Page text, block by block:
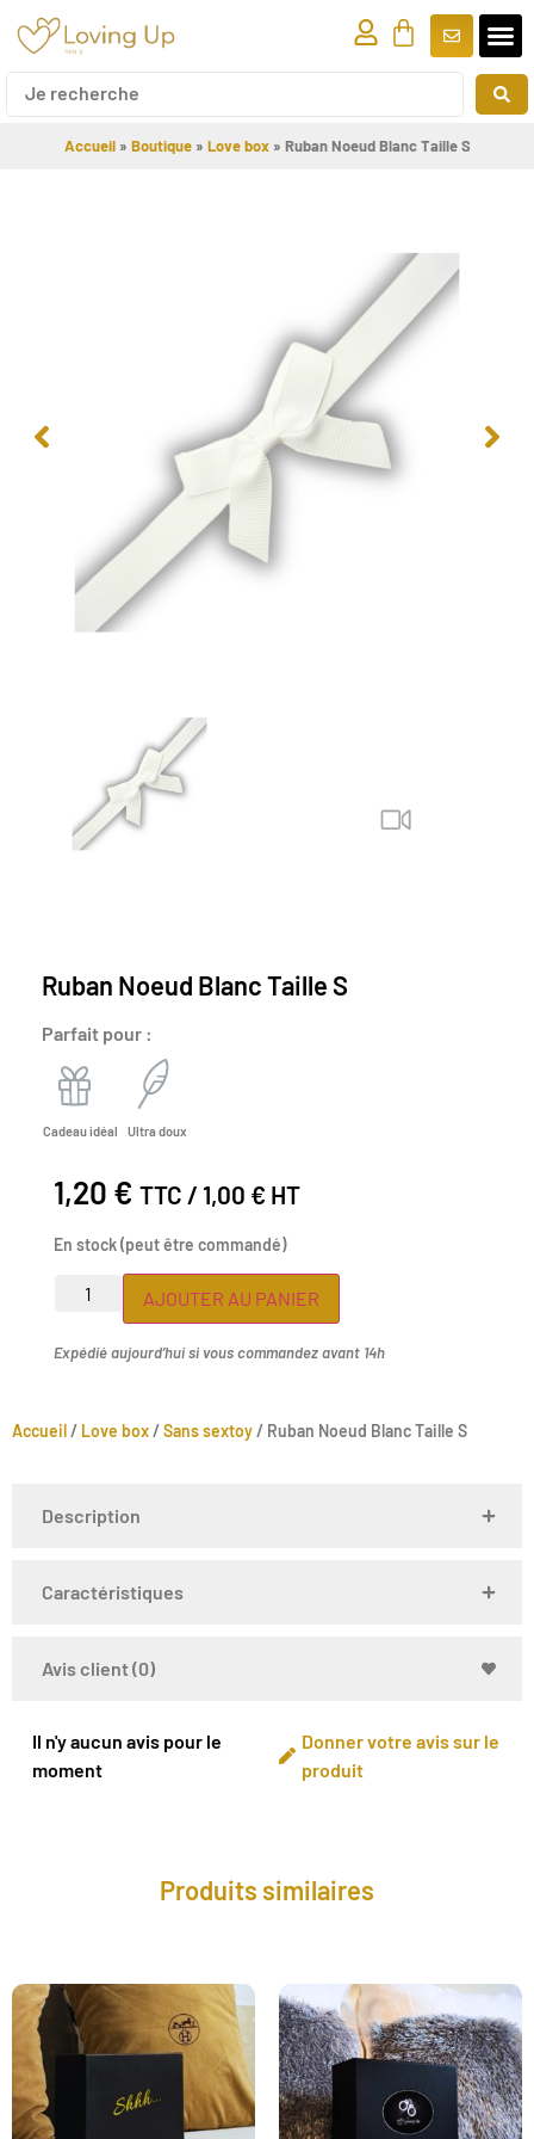
Accueil» Boutique» Love box» Ruban Noeud Blanc Taille S
Ruban Noeud Blanc Taille S
Parfait pour :
Cadeau idéal Ultra doux
1,20 € TTC / 1,00 € HT
En stock (peut être commandé)
AJOUTER AU PANIER
Expédié aujourd’hui si vous commandez avant 14h
Accueil/ Love box/Sans sextoy/ Ruban Noeud Blanc Taille S
Description
Caractéristiques
Avis client (0)
Il n'y aucun avis pour le
moment
Donner votre avis sur le
produit
Produits similaires